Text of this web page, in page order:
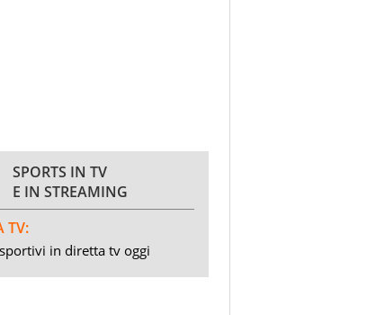
SPORTS IN TV
E IN STREAMING
TV:
in diretta tv oggi